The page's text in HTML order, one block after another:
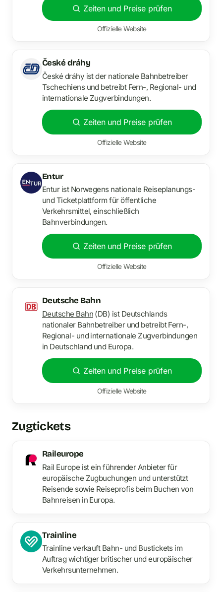
Zeiten und Preise prüfen
Offizielle Website
České dráhy
České dráhy ist der nationale Bahnbetreiber
Tschechiens und betreibt Fern-, Regional- und
internationale Zugverbindungen.
Zeiten und Preise prüfen
Offizielle Website
Entur
Entur ist Norwegens nationale Reiseplanungs-
und Ticketplattform für öffentliche
Verkehrsmittel, einschließlich
Bahnverbindungen.
Zeiten und Preise prüfen
Offizielle Website
Deutsche Bahn
Deutsche Bahn(DB) ist Deutschlands
nationaler Bahnbetreiber und betreibt Fern-,
Regional- und internationale Zugverbindungen
in Deutschland und Europa.
Zeiten und Preise prüfen
Offizielle Website
Zugtickets
Raileurope
Rail Europe ist ein führender Anbieter für
europäische Zugbuchungen und unterstützt
Reisende sowie Reiseprofis beim Buchen von
Bahnreisen in Europa.
Trainline
Trainline verkauft Bahn- und Bustickets im
Auftrag wichtiger britischer und europäischer
Verkehrsunternehmen.